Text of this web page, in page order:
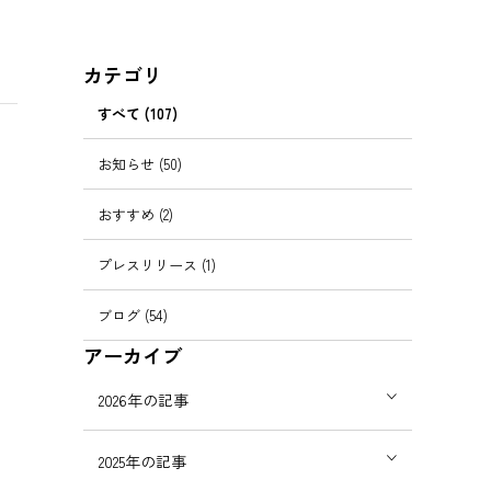
カテゴリ
すべて (107)
お知らせ (50)
おすすめ (2)
プレスリリース (1)
ブログ (54)
アーカイブ
2026年の記事
2025年の記事